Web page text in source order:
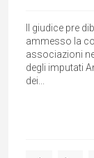
Il giudice pre
ammesso la
associazioni
degli imputati
dei...